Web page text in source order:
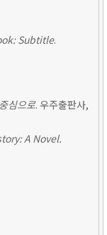
Subtitle.
심으로. 우주출판사,
A Novel.